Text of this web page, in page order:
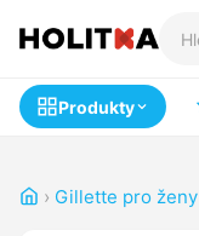
Produkty
› Gillette pro ženy